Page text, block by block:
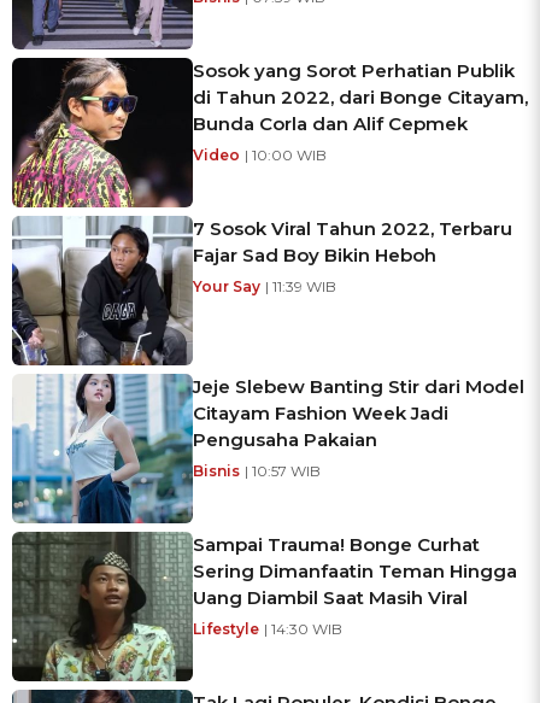
Sosok yang Sorot Perhatian Publik
di Tahun 2022, dari Bonge Citayam,
Bunda Corla dan Alif Cepmek
Video | 10:00 WIB
7 Sosok Viral Tahun 2022, Terbaru
Fajar Sad Boy Bikin Heboh
Your Say | 11:39 WIB
Jeje Slebew Banting Stir dari Model
Citayam Fashion Week Jadi
Pengusaha Pakaian
Bisnis | 10:57 WIB
Sampai Trauma! Bonge Curhat
Sering Dimanfaatin Teman Hingga
Uang Diambil Saat Masih Viral
Lifestyle | 14:30 WIB